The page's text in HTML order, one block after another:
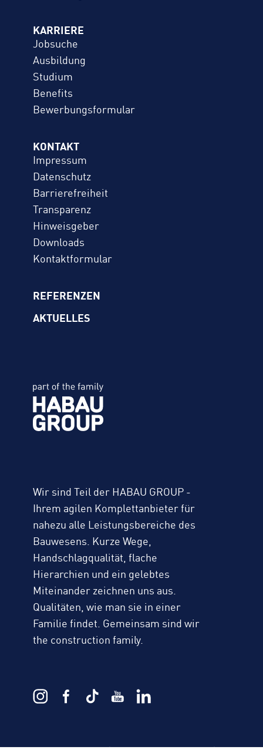
Wir sind Teil der HABAU GROUP -
Ihrem agilen Komplettanbieter für
nahezu alle Leistungsbereiche des
Bauwesens. Kurze Wege,
Handschlagqualität, flache
Hierarchien und ein gelebtes
Miteinander zeichnen uns aus.
Qualitäten, wie man sie in einer
Familie findet. Gemeinsam sind wir
the construction family.
REFERENZEN
KARRIERE
Jobsuche
Ausbildung
Studium
Benefits
Bewerbungs­formular
AKTUELLES
KONTAKT
Impressum
Datenschutz
Barrierefreiheit
Transparenz
Hinweisgeber
Downloads
Kontaktformular